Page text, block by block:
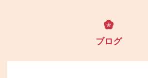
ブログ